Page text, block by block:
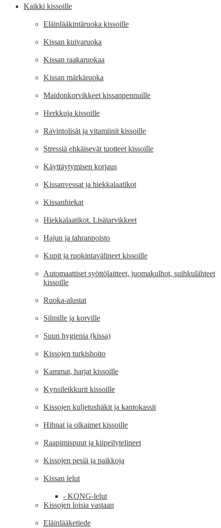
Kaikki kissoille
Eläinlääkintäruoka kissoille
Kissan kuivaruoka
Kissan raakaruokaa
Kissan märkäruoka
Maidonkorvikkeet kissanpennuille
Herkkuja kissoille
Ravintolisät ja vitamiinit kissoille
Stressiä ehkäisevät tuotteet kissoille
Käyttäytymisen korjaus
Kissanvessat ja hiekkalaatikot
Kissanhiekat
Hiekkalaatikot. Lisätarvikkeet
Hajun ja tahranpoisto
Kupit ja ruokintavälineet kissoille
Automaattiset syöttölaitteet, juomakulhot, suihkulähteet
kissoille
Ruoka-alustat
Silmille ja korville
Suun hygienia (kissa)
Kissojen turkishoito
Kammat, harjat kissoille
Kynsileikkurit kissoille
Kissojen kuljetushäkit ja kantokassit
Hihnat ja olkaimet kissoille
Raapimispuut ja kiipeilytelineet
Kissojen pesiä ja paikkoja
Kissan lelut
- KONG-lelut
Kissojen loisia vastaan
Eläinlääketiede